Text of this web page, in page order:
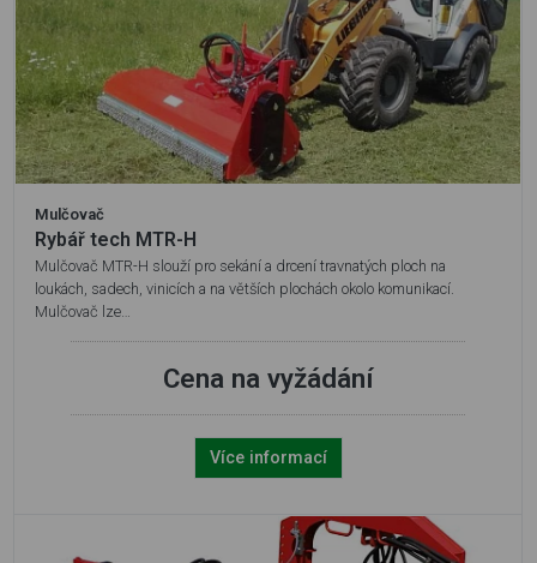
Mulčovač
Rybář tech MTR-H
Mulčovač MTR-H slouží pro sekání a drcení travnatých ploch na
loukách, sadech, vinicích a na větších plochách okolo komunikací.
Mulčovač lze…
Cena na vyžádání
Více informací